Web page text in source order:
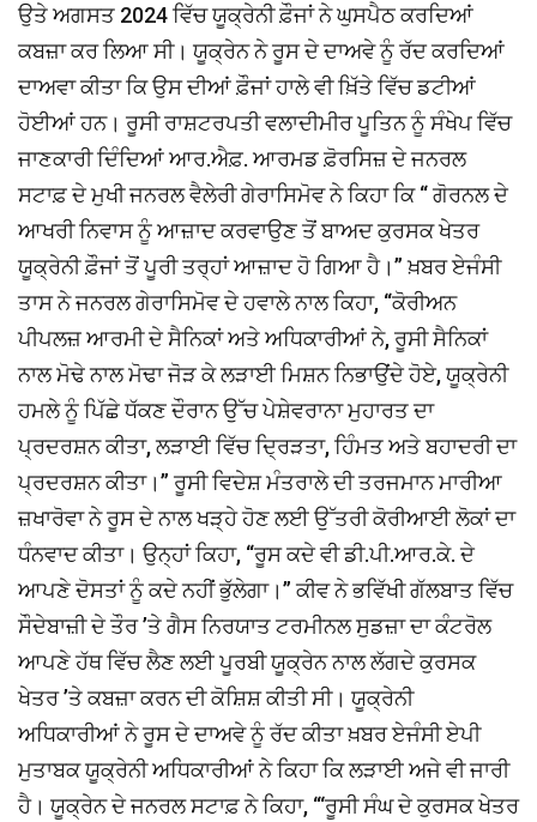
ਉਤੇ ਅਗਸਤ 2024 ਵਿੱਚ ਯੂਕ੍ਰੇਨੀ ਫ਼ੌਜਾਂ ਨੇ ਘੁਸਪੈਠ ਕਰਦਿਆਂ
ਕਬਜ਼ਾ ਕਰ ਲਿਆ ਸੀ। ਯੂਕ੍ਰੇਨ ਨੇ ਰੂਸ ਦੇ ਦਾਅਵੇ ਨੂੰ ਰੱਦ ਕਰਦਿਆਂ
ਦਾਅਵਾ ਕੀਤਾ ਕਿ ਉਸ ਦੀਆਂ ਫ਼ੌਜਾਂ ਹਾਲੇ ਵੀ ਖ਼ਿੱਤੇ ਵਿੱਚ ਡਟੀਆਂ
ਹੋਈਆਂ ਹਨ। ਰੂਸੀ ਰਾਸ਼ਟਰਪਤੀ ਵਲਾਦੀਮੀਰ ਪੂਤਿਨ ਨੂੰ ਸੰਖੇਪ ਵਿੱਚ
ਜਾਣਕਾਰੀ ਦਿੰਦਿਆਂ ਆਰ.ਐਫ਼. ਆਰਮਡ ਫ਼ੋਰਸਿਜ਼ ਦੇ ਜਨਰਲ
ਸਟਾਫ਼ ਦੇ ਮੁਖੀ ਜਨਰਲ ਵੈਲੇਰੀ ਗੇਰਾਸਿਮੋਵ ਨੇ ਕਿਹਾ ਕਿ “ ਗੋਰਨਲ ਦੇ
ਆਖਰੀ ਨਿਵਾਸ ਨੂੰ ਆਜ਼ਾਦ ਕਰਵਾਉਣ ਤੋਂ ਬਾਅਦ ਕੁਰਸਕ ਖੇਤਰ
ਯੂਕ੍ਰੇਨੀ ਫ਼ੌਜਾਂ ਤੋਂ ਪੂਰੀ ਤਰ੍ਹਾਂ ਆਜ਼ਾਦ ਹੋ ਗਿਆ ਹੈ।” ਖ਼ਬਰ ਏਜੰਸੀ
ਤਾਸ ਨੇ ਜਨਰਲ ਗੇਰਾਸਿਮੋਵ ਦੇ ਹਵਾਲੇ ਨਾਲ ਕਿਹਾ, “ਕੋਰੀਅਨ
ਪੀਪਲਜ਼ ਆਰਮੀ ਦੇ ਸੈਨਿਕਾਂ ਅਤੇ ਅਧਿਕਾਰੀਆਂ ਨੇ, ਰੂਸੀ ਸੈਨਿਕਾਂ
ਨਾਲ ਮੋਢੇ ਨਾਲ ਮੋਢਾ ਜੋੜ ਕੇ ਲੜਾਈ ਮਿਸ਼ਨ ਨਿਭਾਉਂਦੇ ਹੋਏ, ਯੂਕ੍ਰੇਨੀ
ਹਮਲੇ ਨੂੰ ਪਿੱਛੇ ਧੱਕਣ ਦੌਰਾਨ ਉੱਚ ਪੇਸ਼ੇਵਰਾਨਾ ਮੁਹਾਰਤ ਦਾ
ਪ੍ਰਦਰਸ਼ਨ ਕੀਤਾ, ਲੜਾਈ ਵਿੱਚ ਦ੍ਰਿੜਤਾ, ਹਿੰਮਤ ਅਤੇ ਬਹਾਦਰੀ ਦਾ
ਪ੍ਰਦਰਸ਼ਨ ਕੀਤਾ।” ਰੂਸੀ ਵਿਦੇਸ਼ ਮੰਤਰਾਲੇ ਦੀ ਤਰਜਮਾਨ ਮਾਰੀਆ
ਜ਼ਖਾਰੋਵਾ ਨੇ ਰੂਸ ਦੇ ਨਾਲ ਖੜ੍ਹੇ ਹੋਣ ਲਈ ਉੱਤਰੀ ਕੋਰੀਆਈ ਲੋਕਾਂ ਦਾ
ਧੰਨਵਾਦ ਕੀਤਾ। ਉਨ੍ਹਾਂ ਕਿਹਾ, “ਰੂਸ ਕਦੇ ਵੀ ਡੀ.ਪੀ.ਆਰ.ਕੇ. ਦੇ
ਆਪਣੇ ਦੋਸਤਾਂ ਨੂੰ ਕਦੇ ਨਹੀਂ ਭੁੱਲੇਗਾ।” ਕੀਵ ਨੇ ਭਵਿੱਖੀ ਗੱਲਬਾਤ ਵਿੱਚ
ਸੌਦੇਬਾਜ਼ੀ ਦੇ ਤੌਰ ’ਤੇ ਗੈਸ ਨਿਰਯਾਤ ਟਰਮੀਨਲ ਸੁਡਜ਼ਾ ਦਾ ਕੰਟਰੋਲ
ਆਪਣੇ ਹੱਥ ਵਿੱਚ ਲੈਣ ਲਈ ਪੂਰਬੀ ਯੂਕ੍ਰੇਨ ਨਾਲ ਲੱਗਦੇ ਕੁਰਸਕ
ਖੇਤਰ ’ਤੇ ਕਬਜ਼ਾ ਕਰਨ ਦੀ ਕੋਸ਼ਿਸ਼ ਕੀਤੀ ਸੀ। ਯੂਕ੍ਰੇਨੀ
ਅਧਿਕਾਰੀਆਂ ਨੇ ਰੂਸ ਦੇ ਦਾਅਵੇ ਨੂੰ ਰੱਦ ਕੀਤਾ ਖ਼ਬਰ ਏਜੰਸੀ ਏਪੀ
ਮੁਤਾਬਕ ਯੂਕ੍ਰੇਨੀ ਅਧਿਕਾਰੀਆਂ ਨੇ ਕਿਹਾ ਕਿ ਲੜਾਈ ਅਜੇ ਵੀ ਜਾਰੀ
ਹੈ। ਯੂਕ੍ਰੇਨ ਦੇ ਜਨਰਲ ਸਟਾਫ਼ ਨੇ ਕਿਹਾ, “‘ਰੂਸੀ ਸੰਘ ਦੇ ਕੁਰਸਕ ਖੇਤਰ